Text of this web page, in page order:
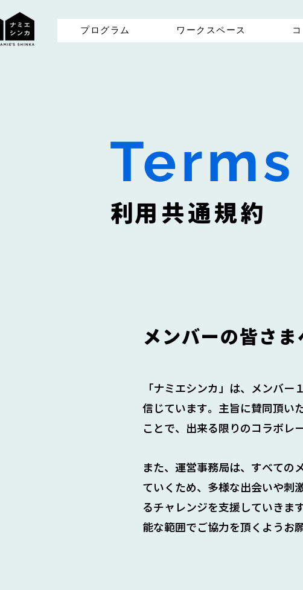
プログラム ワークスペース
​利用共通規約
メンバーの皆さ
「ナミエシンカ」は、メンバ
信じています。主旨に賛同頂い
ことで、出来る限りのコラボレ
また、運営事務局は、すべての
ていくため、多様な出会いや刺
るチャレンジを支援していきま
能な範囲でご協力を頂くようお